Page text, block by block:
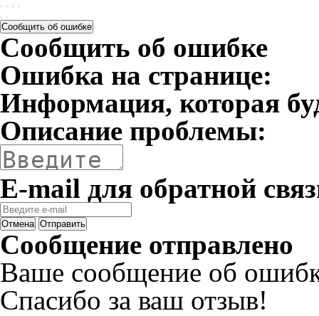
Сообщить об ошибке
Сообщить об ошибке
Ошибка на странице:
Информация, которая
Описание проблемы:
E-mail для обратной
Отмена Отправить
Сообщение отправлено
Ваше сообщение об
Спасибо за ваш отзыв!